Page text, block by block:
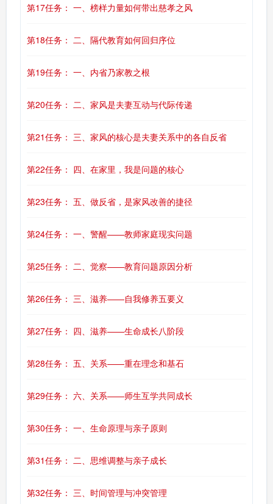
第17任务： 一、榜样力量如何带出慈孝之风
第18任务： 二、隔代教育如何回归序位
第19任务： 一、内省乃家教之根
第20任务： 二、家风是夫妻互动与代际传递
第21任务： 三、家风的核心是夫妻关系中的各自反省
第22任务： 四、在家里，我是问题的核心
第23任务： 五、做反省，是家风改善的捷径
第24任务： 一、警醒——教师家庭现实问题
第25任务： 二、觉察——教育问题原因分析
第26任务： 三、滋养——自我修养五要义
第27任务： 四、滋养——生命成长八阶段
第28任务： 五、关系——重在理念和基石
第29任务： 六、关系——师生互学共同成长
第30任务： 一、生命原理与亲子原则
第31任务： 二、思维调整与亲子成长
第32任务： 三、时间管理与冲突管理